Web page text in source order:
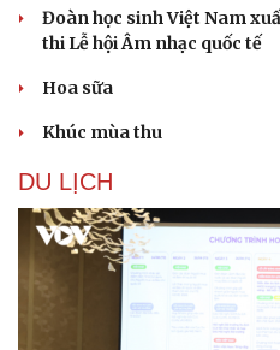
Đoàn học sinh Việt Nam
thi Lễ hội Âm nhạc quốc tế
Hoa sữa
Khúc mùa thu
DU LỊCH